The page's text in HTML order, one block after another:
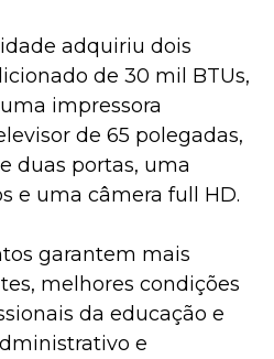
adquiriu dois
de 30 mil BTUs,
impressora
de 65 polegadas,
duas portas, uma
e uma câmera full HD.
garantem mais
melhores condições
da educação e
e